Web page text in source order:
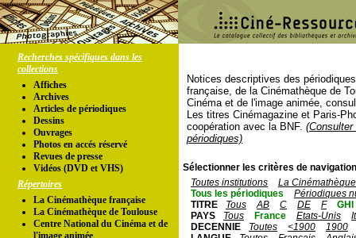
Recherches spécifiques dans les
collections
Affiches
Archives
Articles de périodiques
Dessins
Ouvrages
Photos en accés réservé
Revues de presse
Vidéos (DVD et VHS)
Répertoires
La Cinémathèque française
La Cinémathèque de Toulouse
Centre National du Cinéma et de
l'image animée
Notices descriptives des
française, de la Cinémathèque de
Cinéma et de l'image animée,
Les titres Cinémagazine et Paris-
coopération avec la BNF.
périodiques)
Sélectionner les critères de
Toutes institutions
La
Tous les périodiques
Périodiques
TITRE
Tous AB C DE F
GHI
PAYS
Tous France Etats-Unis
DECENNIE
Toutes <1900
1900